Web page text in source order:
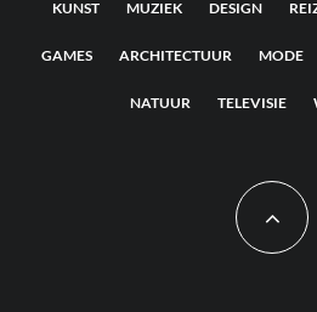
KUNST MUZIEK DESIGN
GAMES ARCHITECTUUR MODE
NATUUR TELEVISIE